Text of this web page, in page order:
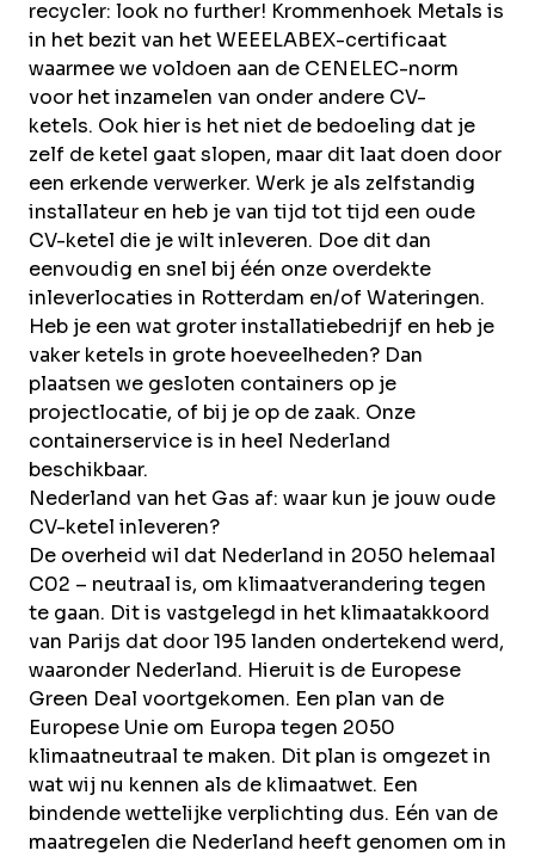
recycler: look no further! Krommenhoek Metals is
in het bezit van hetWEEELABEX-certificaat
waarmee we voldoen aan de CENELEC-norm
voor het inzamelen van onder andere CV-
ketels. Ook hier is het niet de bedoeling dat je
zelf de ketel gaat slopen, maar dit laat doen door
een erkende verwerker. Werk je als zelfstandig
installateur en heb je van tijd tot tijd een oude
CV-ketel die je wilt inleveren. Doe dit dan
eenvoudig en snel bij één onze overdekte
inleverlocaties in Rotterdam en/ofWateringen.
Heb je een wat groter installatiebedrijf en heb je
vaker ketels in grote hoeveelheden? Dan
plaatsen we gesloten containers op je
projectlocatie, of bij je op de zaak. Onze
containerserviceis in heel Nederland
beschikbaar.
Nederland van het Gas af: waar kun je jouw oude
CV-ketel inleveren?
De overheid wil dat Nederland in 2050 helemaal
C02 – neutraal is, om klimaatverandering tegen
te gaan. Dit is vastgelegd in het klimaatakkoord
van Parijs dat door 195 landen ondertekend werd,
waaronder Nederland. Hieruit is de Europese
Green Deal voortgekomen. Een plan van de
Europese Unie om Europa tegen 2050
klimaatneutraal te maken. Dit plan is omgezet in
wat wij nu kennen als de klimaatwet. Een
bindende wettelijke verplichting dus. Eén van de
maatregelen die Nederland heeft genomen om in